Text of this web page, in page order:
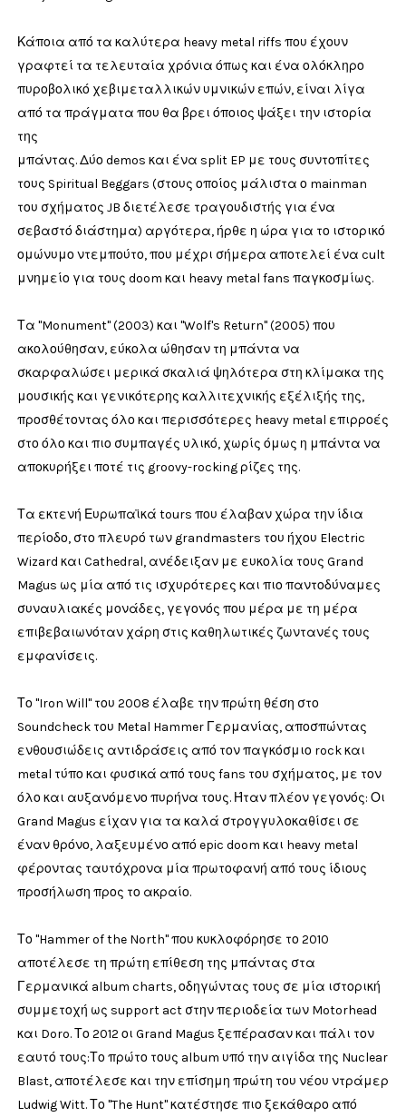
Κάποια από τα καλύτερα heavy metal riffs που έχουν
γραφτεί τα τελευταία χρόνια όπως και ένα ολόκληρο
πυροβολικό χεβιμεταλλικών υμνικών επών, είναι λίγα
από τα πράγματα που θα βρει όποιος ψάξει την ιστορία
της
μπάντας. Δύο demos και ένα split EP με τους συντοπίτες
τους Spiritual Beggars (στους οποίος μάλιστα ο mainman
του σχήματος JB διετέλεσε τραγουδιστής για ένα
σεβαστό διάστημα) αργότερα, ήρθε η ώρα για το ιστορικό
ομώνυμο ντεμπούτο, που μέχρι σήμερα αποτελεί ένα cult
μνημείο για τους doom και heavy metal fans παγκοσμίως.
Τα "Monument" (2003) και "Wolf's Return" (2005) που
ακολούθησαν, εύκολα ώθησαν τη μπάντα να
σκαρφαλώσει μερικά σκαλιά ψηλότερα στη κλίμακα της
μουσικής και γενικότερης καλλιτεχνικής εξέλιξής της,
προσθέτοντας όλο και περισσότερες heavy metal επιρροές
στο όλο και πιο συμπαγές υλικό, χωρίς όμως η μπάντα να
αποκυρήξει ποτέ τις groovy-rocking ρίζες της.
Τα εκτενή Ευρωπαϊκά tours που έλαβαν χώρα την ίδια
περίοδο, στο πλευρό των grandmasters του ήχου Electric
Wizard και Cathedral, ανέδειξαν με ευκολία τους Grand
Magus ως μία από τις ισχυρότερες και πιο παντοδύναμες
συναυλιακές μονάδες, γεγονός που μέρα με τη μέρα
επιβεβαιωνόταν χάρη στις καθηλωτικές ζωντανές τους
εμφανίσεις.
Το "Iron Will" του 2008 έλαβε την πρώτη θέση στο
Soundcheck του Metal Hammer Γερμανίας, αποσπώντας
ενθουσιώδεις αντιδράσεις από τον παγκόσμιο rock και
metal τύπο και φυσικά από τους fans του σχήματος, με τον
όλο και αυξανόμενο πυρήνα τους. Ήταν πλέον γεγονός: Οι
Grand Magus είχαν για τα καλά στρογγυλοκαθίσει σε
έναν θρόνο, λαξευμένο από epic doom και heavy metal
φέροντας ταυτόχρονα μία πρωτοφανή από τους ίδιους
προσήλωση προς το ακραίο.
Το "Hammer of the North" που κυκλοφόρησε το 2010
αποτέλεσε τη πρώτη επίθεση της μπάντας στα
Γερμανικά album charts, οδηγώντας τους σε μία ιστορική
συμμετοχή ως support act στην περιοδεία των Motorhead
και Doro. Το 2012 οι Grand Magus ξεπέρασαν και πάλι τον
εαυτό τους:Το πρώτο τους album υπό την αιγίδα της Nuclear
Blast, αποτέλεσε και την επίσημη πρώτη του νέου ντράμερ
Ludwig Witt. Το "The Hunt" κατέστησε πιο ξεκάθαρο από